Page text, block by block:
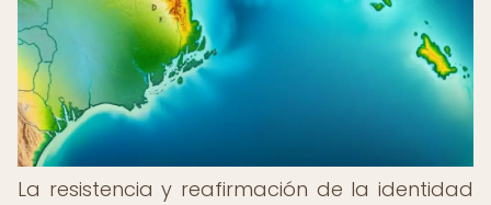
La resistencia y reafirmación de la identidad